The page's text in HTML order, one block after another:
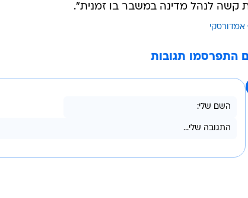
קשה לנהל מדינה במשבר בו זמנית".
התפרסמו תגובות